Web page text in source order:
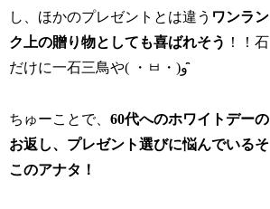
し、ほかのプレゼントとは違う ワンラン
ク上の贈り物としても喜ばれそう ！！石
だけに一石三鳥や( ・ㅂ・)و ̑̑
ちゅーことで、60代へのホワイトデーの
お返し、プレゼント選びに悩んでいるそ
このアナタ！